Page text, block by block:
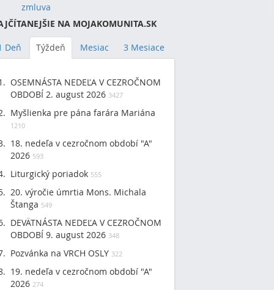
zmluva
NA MOJAKOMUNITA.SK
Deň Týždeň Mesiac 3 Mesiace
OSEMNÁSTA NEDEĽA V CEZROČNOM
OBDOBÍ 2. august 2026 3427
Myšlienka pre pána farára Mariána
1210
18. nedeľa v cezročnom období "A"
2026 593
Liturgický poriadok 555
20. výročie úmrtia Mons. Michala
Štanga 549
DEVÄTNÁSTA NEDEĽA V CEZROČNOM
OBDOBÍ 9. august 2026 348
Pozvánka na VRCH OSLY 322
19. nedeľa v cezročnom období "A"
2026 274